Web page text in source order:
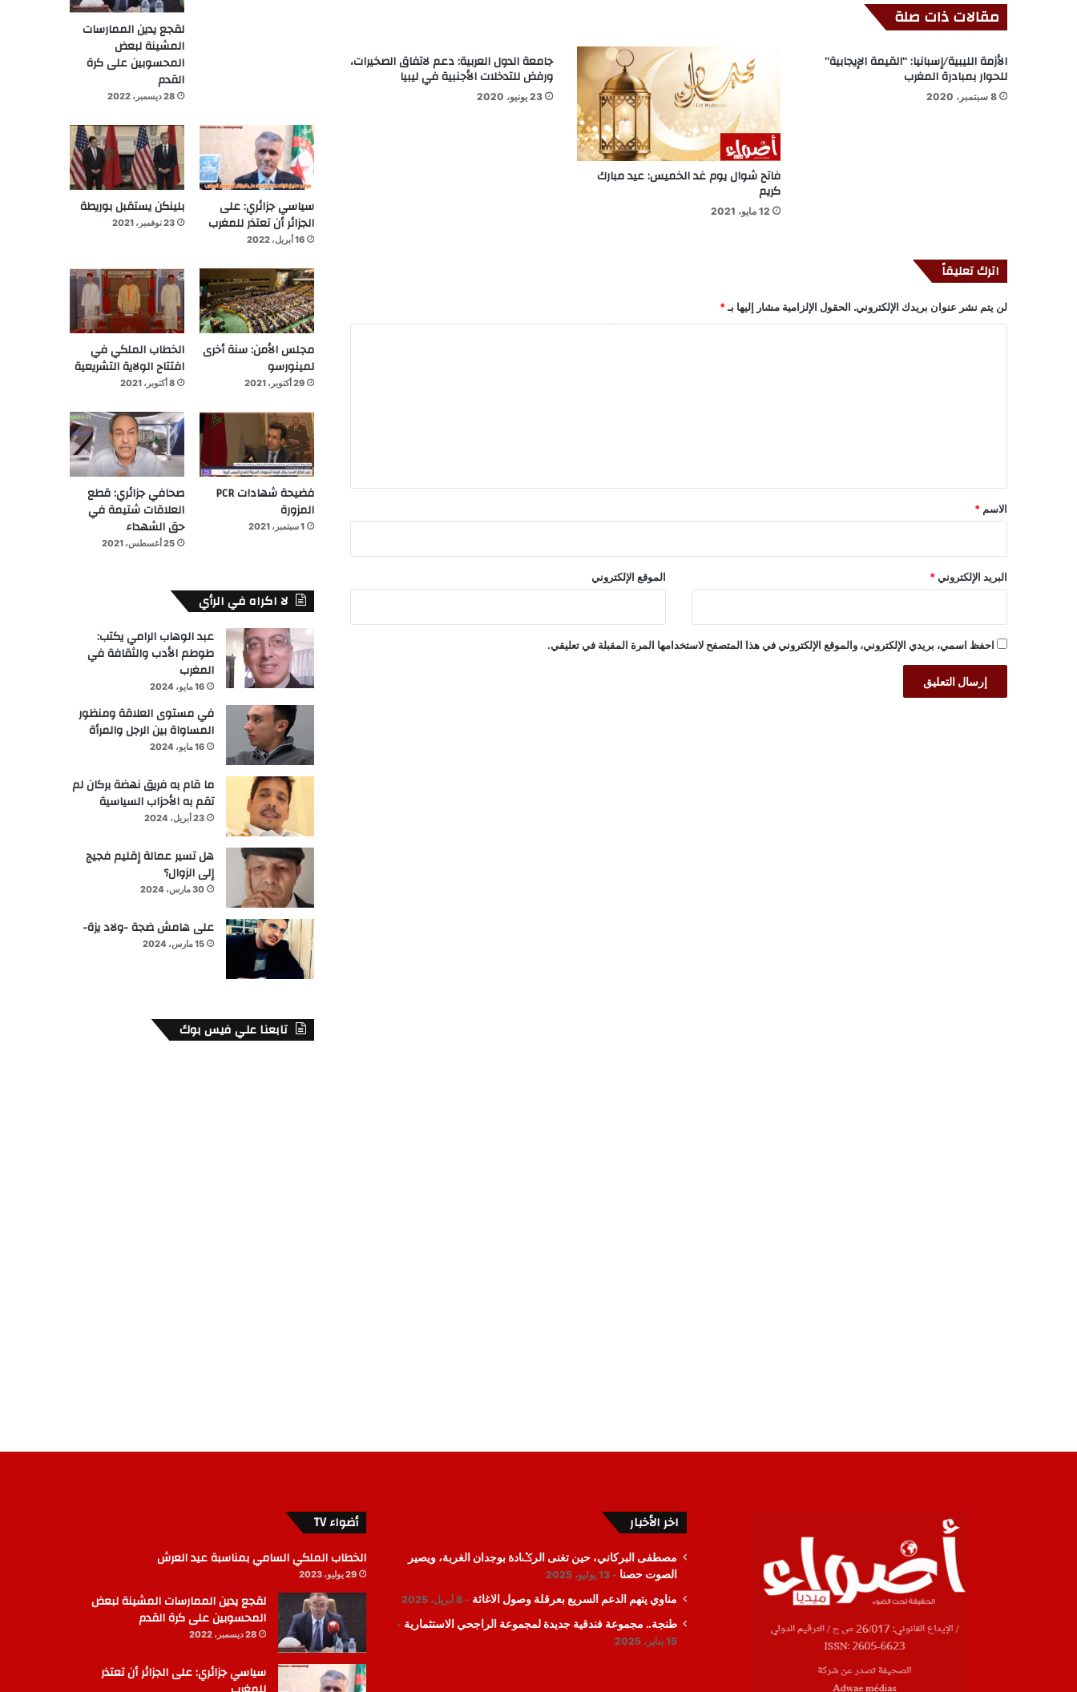
مقالات ذات صلة
الأزمة الليبية/إسبانيا: “القيمة الإيجابية”
للحوار بمبادرة المغرب
8 سبتمبر، 2020
فاتح شوال يوم غد الخميس: عيد مبارك
كريم
12 مايو، 2021
جامعة الدول العربية: دعم لاتفاق الصخيرات،
ورفض للتدخلات الأجنبية في ليبيا
23 يونيو، 2020
اترك تعليقاً
لن يتم نشر عنوان بريدك الإلكتروني. الحقول الإلزامية مشار إليها بـ *
*
الاسم *
البريد الإلكتروني * الموقع الإلكتروني
احفظ اسمي، بريدي الإلكتروني، والموقع الإلكتروني في هذا المتصفح لاستخدامها المرة المقبلة في تعليقي.
لقجع يدين الممارسات
المشينة لبعض
المحسوبين على كرة
القدم
28 ديسمبر، 2022
سياسي جزائري: على
الجزائر أن تعتذر للمغرب
16 أبريل، 2022
بلينكن يستقبل بوريطة
23 نوفمبر، 2021
مجلس الأمن: سنة أخرى
لمينورسو
29 أكتوبر، 2021
الخطاب الملكي في
افتتاح الولاية التشريعية
8 أكتوبر، 2021
فضيحة شهادات PCR
المزورة
1 سبتمبر، 2021
صحافي جزائري: قطع
العلاقات شتيمة في
حق الشهداء
25 أغسطس، 2021
لا اكراه في الرأي
عبد الوهاب الرامي يكتب:
طوطم الأدب والثقافة في
المغرب
16 مايو، 2024
في مستوى العلاقة ومنظور
المساواة بين الرجل والمرأة
16 مايو، 2024
ما قام به فريق نهضة بركان لم
تقم به الأحزاب السياسية
23 أبريل، 2024
هل تسير عمالة إقليم فجيج
إلى الزوال؟
30 مارس، 2024
على هامش ضجة -ولاد يزة-
15 مارس، 2024
تابعنا علي فيس بوك
اخر الأخبار
مصطفى البركاني، حين تغنى الرݣادة بوجدان الغربة، ويصير
الصوت حصنا
13 يوليو، 2025
مناوي يتهم الدعم السريع بعرقلة وصول الاغاثة 8 أبريل، 2025
طنجة.. مجموعة فندقية جديدة لمجموعة الراجحي الاستثمارية
15 يناير، 2025
أضواء TV
الخطاب الملكي السامي بمناسبة عيد العرش
29 يوليو، 2023
لقجع يدين الممارسات المشينة لبعض
المحسوبين على كرة القدم
28 ديسمبر، 2022
سياسي جزائري: على الجزائر أن تعتذر